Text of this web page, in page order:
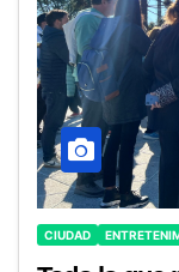
CIUDAD